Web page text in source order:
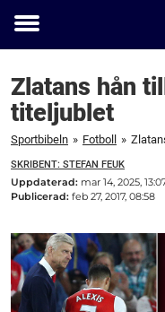
Toggle
Zlatans hån
titeljublet
Sportbibeln » Fotboll »
SKRIBENT: STEFAN FEUK
Uppdaterad: mar 14, 2025,
Publicerad: feb 27, 2017, 08:58